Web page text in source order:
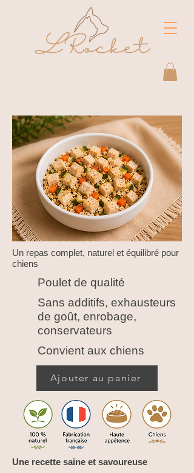
Un repas complet, naturel et équilibré pour
chiens
Poulet de qualité
Sans additifs, exhausteurs
de goût, enrobage,
conservateurs
Convient aux chiens
Ajouter au panier
Une recette saine et savoureuse